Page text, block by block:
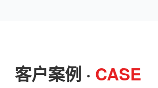
客户案例 · CASE